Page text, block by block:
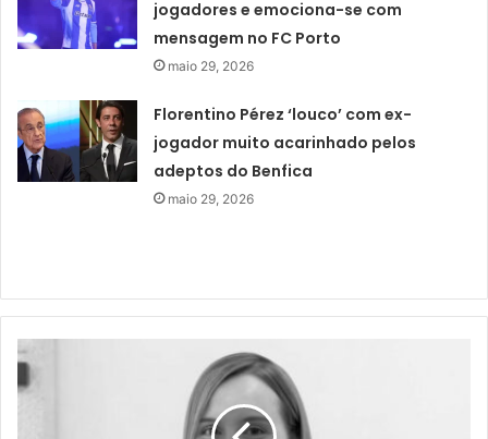
jogadores e emociona-se com
mensagem no FC Porto
maio 29, 2026
Florentino Pérez ‘louco’ com ex-
jogador muito acarinhado pelos
adeptos do Benfica
maio 29, 2026